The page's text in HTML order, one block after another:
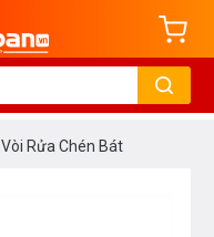
Vòi Rửa Chén Bát